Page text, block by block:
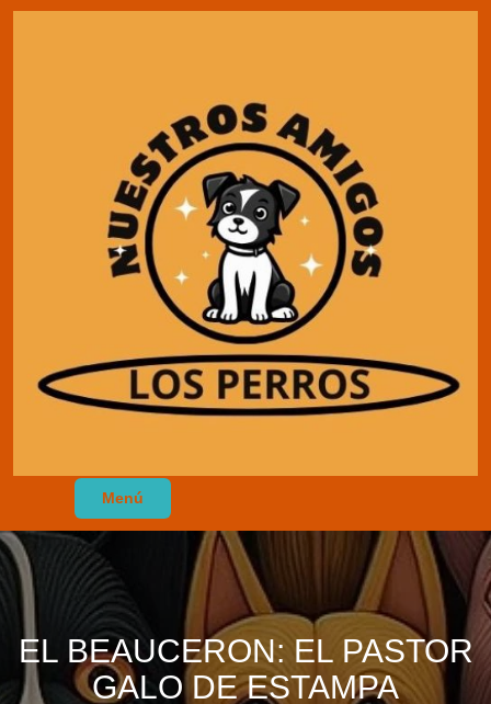
Menú
EL BEAUCERON: EL PASTOR
GALO DE ESTAMPA